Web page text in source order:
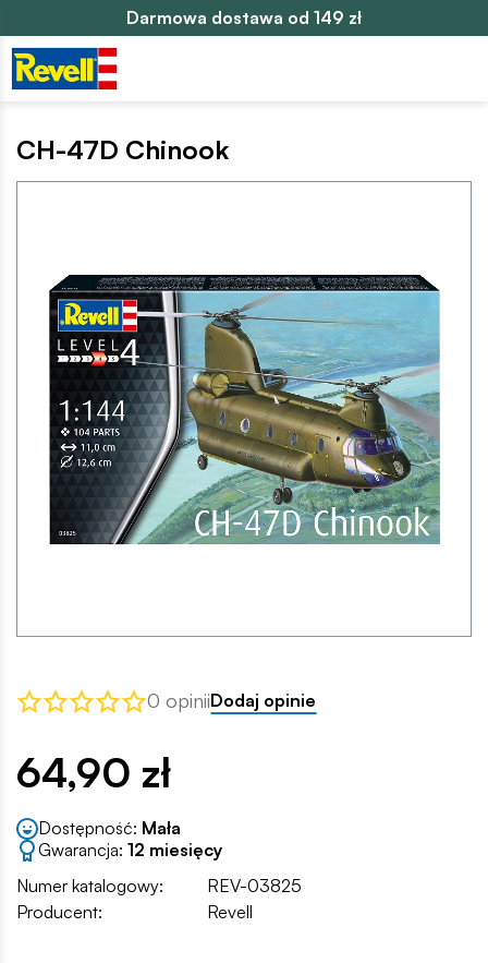
Darmowa dostawa od 149 zł
CH-47D Chinook
0 opiniiDodaj opinie
64,90 zł
Dostępność: Mała
Gwarancja: 12 miesięcy
Numer katalogowy:
REV-03825
Producent:
Revell